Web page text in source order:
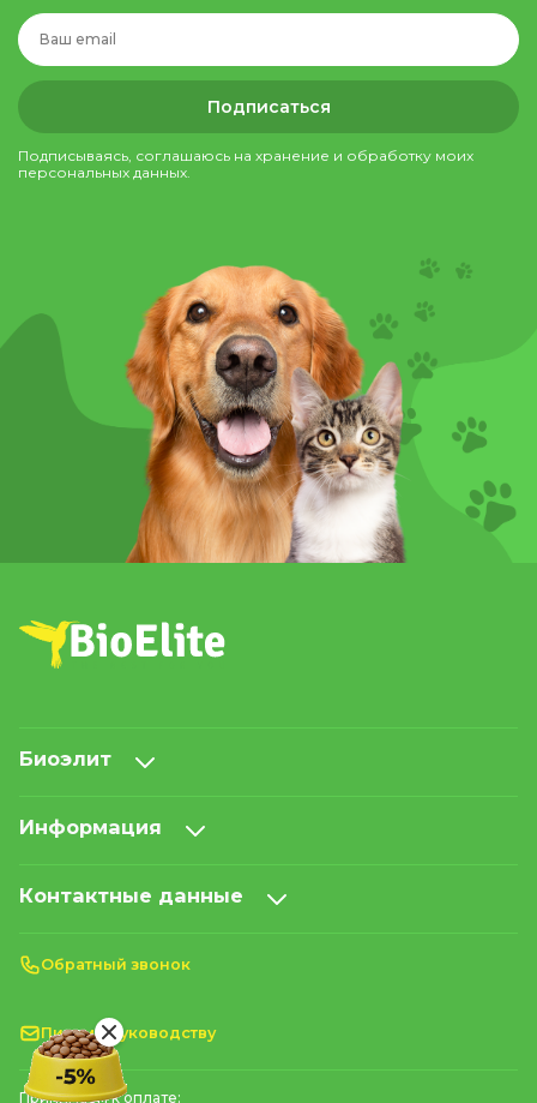
Подписаться
Подписываясь, соглашаюсь на хранение и обработку моих
персональных данных.
Биоэлит
Информация
Контактные данные
Обратный звонок
Письмо руководству
Принимаем к оплате: